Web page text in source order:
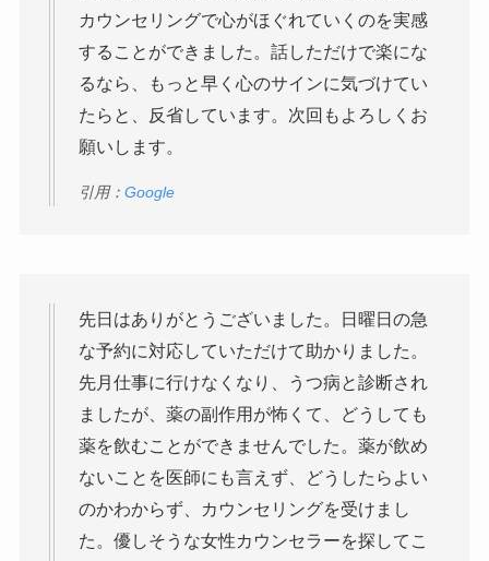
カウンセリングで心がほぐれていくのを実感
することができました。話しただけで楽にな
るなら、もっと早く心のサインに気づけてい
たらと、反省しています。次回もよろしくお
願いします。
引用： Google
先日はありがとうございました。日曜日の急
な予約に対応していただけて助かりました。
先月仕事に行けなくなり、うつ病と診断され
ましたが、薬の副作用が怖くて、どうしても
薬を飲むことができませんでした。薬が飲め
ないことを医師にも言えず、どうしたらよい
のかわからず、カウンセリングを受けまし
た。優しそうな女性カウンセラーを探してこ